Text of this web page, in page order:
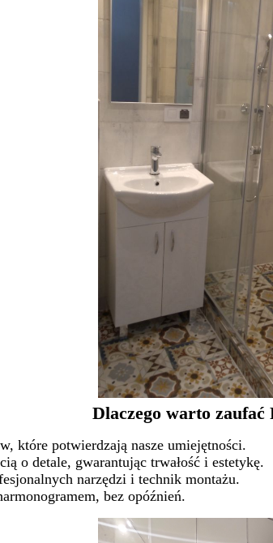
Dlaczego warto zaufać
które potwierdzają nasze umiejętności.
o detale, gwarantując trwałość i estetykę.
narzędzi i technik montażu.
bez opóźnień.